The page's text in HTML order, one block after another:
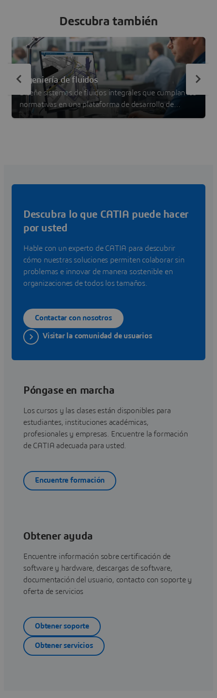
Descubra también
Ingeniería de fluidos
Diseñe sistemas de fluidos integrales que cumplan las
normativas en una plataforma de desarrollo de
productos en colaboración
Descubra lo que CATIA puede hacer
por usted
Hable con un experto de CATIA para descubrir
cómo nuestras soluciones permiten colaborar sin
problemas e innovar de manera sostenible en
organizaciones de todos los tamaños.
Contactar con nosotros
Visitar la comunidad de usuarios
Póngase en marcha
Los cursos y las clases están disponibles para
estudiantes, instituciones académicas,
profesionales y empresas. Encuentre la formación
de CATIA adecuada para usted.
Encuentre formación
Obtener ayuda
Encuentre información sobre certificación de
software y hardware, descargas de software,
documentación del usuario, contacto con soporte y
oferta de servicios
Obtener soporte
Obtener servicios